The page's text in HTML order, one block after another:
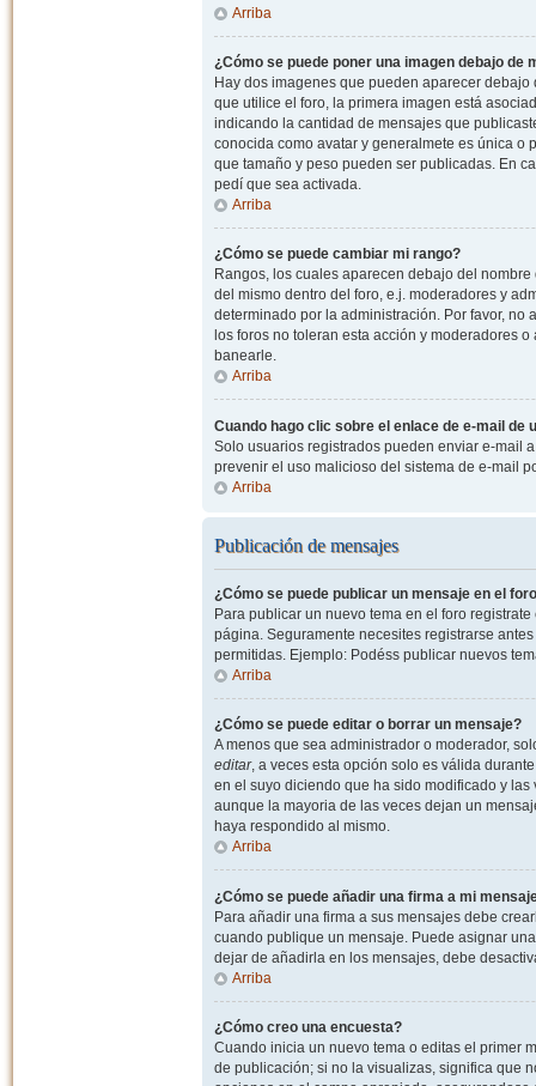
Arriba
¿Cómo se puede poner una imagen debajo de
Hay dos imagenes que pueden aparecer
que utilice el foro, la primera imagen está
indicando la cantidad de mensajes que
conocida como avatar y generalmete es única o
que tamaño y peso pueden ser publicadas. En
pedí que sea activada.
Arriba
¿Cómo se puede cambiar mi rango?
Rangos, los cuales aparecen debajo del
del mismo dentro del foro, e.j. moderadores y
determinado por la administración. Por favor,
los foros no toleran esta acción y moderadores
banearle.
Arriba
Cuando hago clic sobre el enlace de e-mail de
Solo usuarios registrados pueden enviar e-mail
prevenir el uso malicioso del sistema de e-mail
Arriba
Publicación de mensajes
¿Cómo se puede publicar un mensaje en el
Para publicar un nuevo tema en el foro
página. Seguramente necesites registrarse
permitidas. Ejemplo: Podéss publicar nuevos
Arriba
¿Cómo se puede editar o borrar un mensaje?
A menos que sea administrador o moderador,
editar, a veces esta opción solo es válida
en el suyo diciendo que ha sido modificado y
aunque la mayoria de las veces dejan un
haya respondido al mismo.
Arriba
¿Cómo se puede añadir una firma a mi
Para añadir una firma a sus mensajes debe
cuando publique un mensaje. Puede asignar
dejar de añadirla en los mensajes, debe
Arriba
¿Cómo creo una encuesta?
Cuando inicia un nuevo tema o editas el primer
de publicación; si no la visualizas, significa que